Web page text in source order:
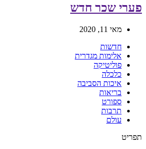
פערי שכר חדש
מאי 11, 2020
חדשות
אלימות מגדרית
פוליטיקה
כלכלה
איכות הסביבה
בריאות
ספורט
תרבות
עולם
תפריט